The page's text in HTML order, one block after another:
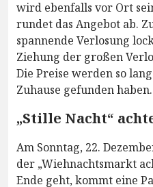
wird ebenfalls vor Ort
rundet das Angebot ab.
spannende Verlosung
Ziehung der großen
Die Preise werden so
Zuhause gefunden haben.
„Stille Nacht“
Am Sonntag, 22.
der „Wiehnachtsmarkt
Ende geht, kommt eine